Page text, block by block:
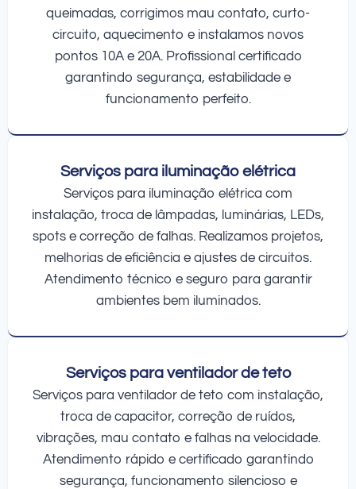
queimadas, corrigimos mau contato, curto-
circuito, aquecimento e instalamos novos
pontos 10A e 20A. Profissional certificado
garantindo segurança, estabilidade e
funcionamento perfeito.
Serviços para iluminação elétrica
Serviços para iluminação elétrica com
instalação, troca de lâmpadas, luminárias, LEDs,
spots e correção de falhas. Realizamos projetos,
melhorias de eficiência e ajustes de circuitos.
Atendimento técnico e seguro para garantir
ambientes bem iluminados.
Serviços para ventilador de teto
Serviços para ventilador de teto com instalação,
troca de capacitor, correção de ruídos,
vibrações, mau contato e falhas na velocidade.
Atendimento rápido e certificado garantindo
segurança, funcionamento silencioso e